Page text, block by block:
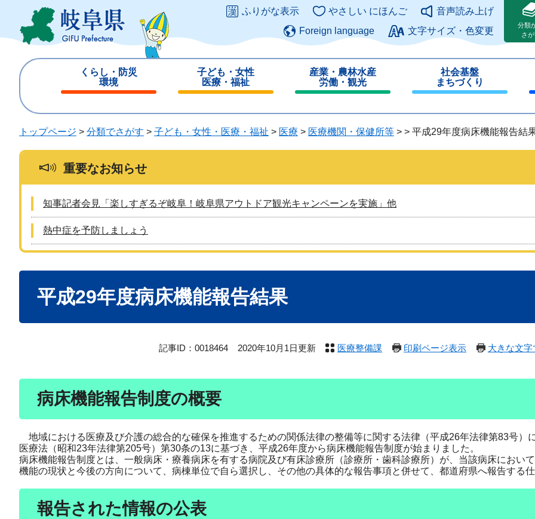
ジ
ュ
このページの本文へ
ふりがな表示 やさしい にほんご
音声読み上げ
Foreign language
文字サイズ・色変更
分類
さ
くらし・防災
環境
じ
子ども・女性
医療・福祉
じ
産業・農林水産
労働・観光
じ
る
社会基盤
まちづくり
じ
る
る
トップページ > 分類でさがす > 子ども・女性・医療・福祉 > 医療 > 医療機関・保健所等 > > 平成29年度病床機能報告結
重要なお知らせ
知事記者会見「楽しすぎるぞ岐阜！岐阜県アウトドア観光キャンペーンを実施」他
熱中症を予防しましょう
平成29年度病床機能報告結果
記事ID：0018464 2020年10月1日更新 医療整備課 印刷ページ表示 大きな文
病床機能報告制度の概要
地域における医療及び介護の総合的な確保を推進するための関係法律の整備等に関する法律（平成26年法律第83号）
医療法（昭和23年法律第205号）第30条の13に基づき、平成26年度から病床機能報告制度が始まりました。
病床機能報告制度とは、一般病床・療養病床を有する病院及び有床診療所（診療所・歯科診療所）が、当該病床におい
機能の現状と今後の方向について、病棟単位で自ら選択し、その他の具体的な報告事項と併せて、都道府県へ報告する仕
報告された情報の公表